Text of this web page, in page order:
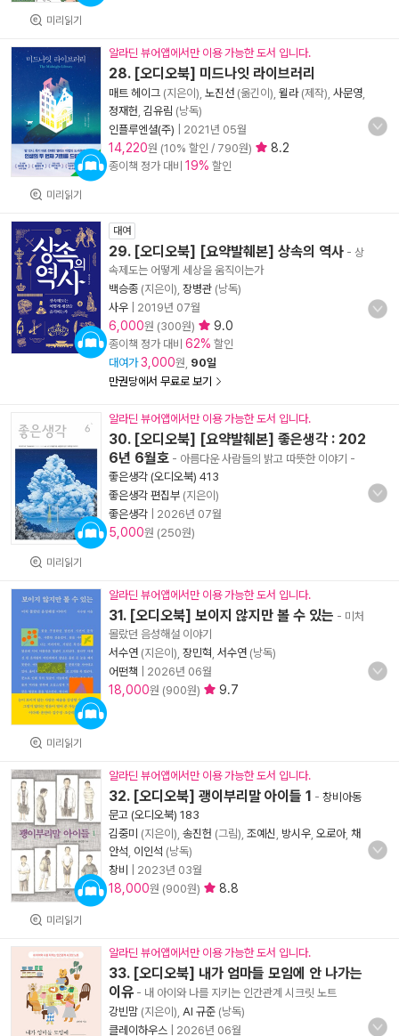
미리읽기
미리읽기
알라딘 뷰어앱에서만 이용 가능한 도서 입니다.
28. [오디오북] 미드나잇 라이브러리
매트 헤이그 (지은이), 노진선 (옮긴이), 윌라(제작), 사문영
정재헌 김유림 (낭독)
인플루엔셜(주)
2021년 05월
14,220원 (10% 할인 / 790원) 8.2
종이책 정가 대비 19% 할인
대여
29. [오디오북] [요약발췌본] 상속의 역사 - 상
속제도는 어떻게 세상을 움직이는가
백승종 (지은이), 장병관 (낭독)
사우
2019년 07월
6,000원 (300원) 9.0
종이책 정가 대비 62% 할인
대여가 3,000원, 90일
만권당에서 무료로 보기
미리읽기
알라딘 뷰어앱에서만 이용 가능한 도서 입니다.
30. [오디오북] [요약발췌본] 좋은생각 : 202
6년 6월호 - 아름다운 사람들의 밝고 따뜻한 이야기 -
좋은생각 (오디오북) 413
좋은생각 편집부 (지은이)
좋은생각
2026년 07월
5,000원 (250원)
미리읽기
알라딘 뷰어앱에서만 이용 가능한 도서 입니다.
31. [오디오북] 보이지 않지만 볼 수 있는 - 미처
몰랐던 음성해설 이야기
서수연 (지은이), 장민혁 서수연 (낭독)
어떤책
2026년 06월
18,000원 (900원) 9.7
미리읽기
알라딘 뷰어앱에서만 이용 가능한 도서 입니다.
32. [오디오북] 괭이부리말 아이들 1 - 창비아동
문고 (오디오북) 183
김중미 (지은이), 송진헌 (그림), 조예신 방시우 오로아, 채
안석 이인석 (낭독)
창비
2023년 03월
18,000원 (900원) 8.8
알라딘 뷰어앱에서만 이용 가능한 도서 입니다.
33. [오디오북] 내가 엄마들 모임에 안 나가는
이유 - 내 아이와 나를 지키는 인간관계 시크릿 노트
강빈맘 (지은이), AI 규준 (낭독)
클레이하우스
2026년 06월